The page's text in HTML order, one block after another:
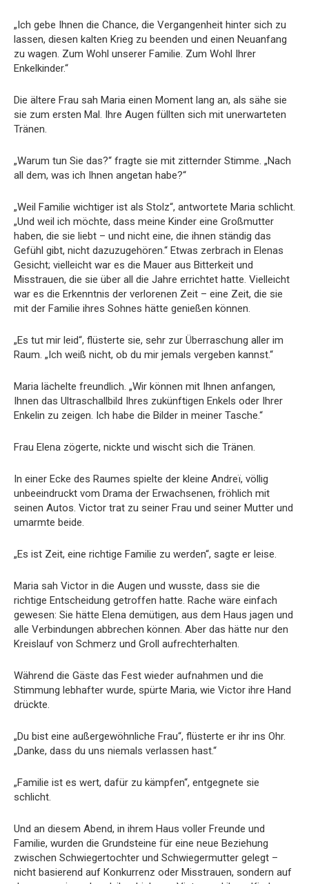
„Ich gebe Ihnen die Chance, die Vergangenheit hinter sich zu
lassen, diesen kalten Krieg zu beenden und einen Neuanfang
zu wagen. Zum Wohl unserer Familie. Zum Wohl Ihrer
Enkelkinder.“
Die ältere Frau sah Maria einen Moment lang an, als sähe sie
sie zum ersten Mal. Ihre Augen füllten sich mit unerwarteten
Tränen.
„Warum tun Sie das?“ fragte sie mit zitternder Stimme. „Nach
all dem, was ich Ihnen angetan habe?“
„Weil Familie wichtiger ist als Stolz“, antwortete Maria schlicht.
„Und weil ich möchte, dass meine Kinder eine Großmutter
haben, die sie liebt – und nicht eine, die ihnen ständig das
Gefühl gibt, nicht dazuzugehören.“ Etwas zerbrach in Elenas
Gesicht; vielleicht war es die Mauer aus Bitterkeit und
Misstrauen, die sie über all die Jahre errichtet hatte. Vielleicht
war es die Erkenntnis der verlorenen Zeit – eine Zeit, die sie
mit der Familie ihres Sohnes hätte genießen können.
„Es tut mir leid“, flüsterte sie, sehr zur Überraschung aller im
Raum. „Ich weiß nicht, ob du mir jemals vergeben kannst.“
Maria lächelte freundlich. „Wir können mit Ihnen anfangen,
Ihnen das Ultraschallbild Ihres zukünftigen Enkels oder Ihrer
Enkelin zu zeigen. Ich habe die Bilder in meiner Tasche.“
Frau Elena zögerte, nickte und wischt sich die Tränen.
In einer Ecke des Raumes spielte der kleine Andreï, völlig
unbeeindruckt vom Drama der Erwachsenen, fröhlich mit
seinen Autos. Victor trat zu seiner Frau und seiner Mutter und
umarmte beide.
„Es ist Zeit, eine richtige Familie zu werden“, sagte er leise.
Maria sah Victor in die Augen und wusste, dass sie die
richtige Entscheidung getroffen hatte. Rache wäre einfach
gewesen: Sie hätte Elena demütigen, aus dem Haus jagen und
alle Verbindungen abbrechen können. Aber das hätte nur den
Kreislauf von Schmerz und Groll aufrechterhalten.
Während die Gäste das Fest wieder aufnahmen und die
Stimmung lebhafter wurde, spürte Maria, wie Victor ihre Hand
drückte.
„Du bist eine außergewöhnliche Frau“, flüsterte er ihr ins Ohr.
„Danke, dass du uns niemals verlassen hast.“
„Familie ist es wert, dafür zu kämpfen“, entgegnete sie
schlicht.
Und an diesem Abend, in ihrem Haus voller Freunde und
Familie, wurden die Grundsteine für eine neue Beziehung
zwischen Schwiegertochter und Schwiegermutter gelegt –
nicht basierend auf Konkurrenz oder Misstrauen, sondern auf